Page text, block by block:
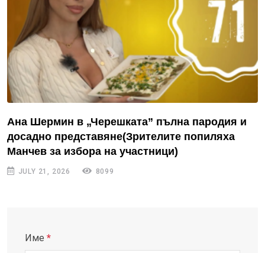
Ана Шермин в „Черешката” пълна пародия и
досадно представяне(Зрителите попиляха
Манчев за избора на участници)
JULY 21, 2026 8099
Име *